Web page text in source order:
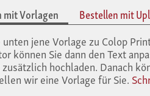
Vorlagen Bestellen mit
unten jene Vorlage zu Colop
können Sie dann den Text
hochladen. Danach
wir eine Vorlage für Sie.